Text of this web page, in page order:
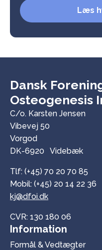
Læs
Dansk
Osteogenesis
C/o. Karsten Jensen
Vibevej 50
Vorgod
DK-6920 Videbæk
Tlf: (+45) 70 20 70 85
Mobil: (+45) 20 14 22 36
kj@dfoi.dk
CVR: 130 180 06
Information
Formål & Vedtægter